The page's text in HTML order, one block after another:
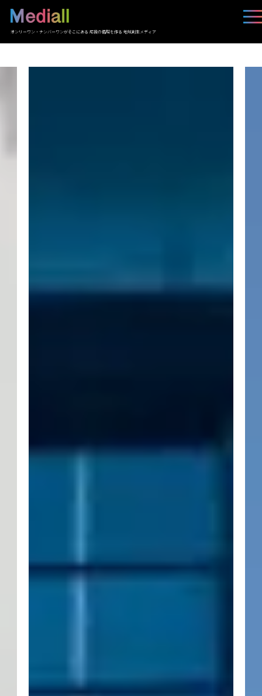
オンリーワン・ナンバーワンがそこにある 応援の循環を作る 地域創生メディア